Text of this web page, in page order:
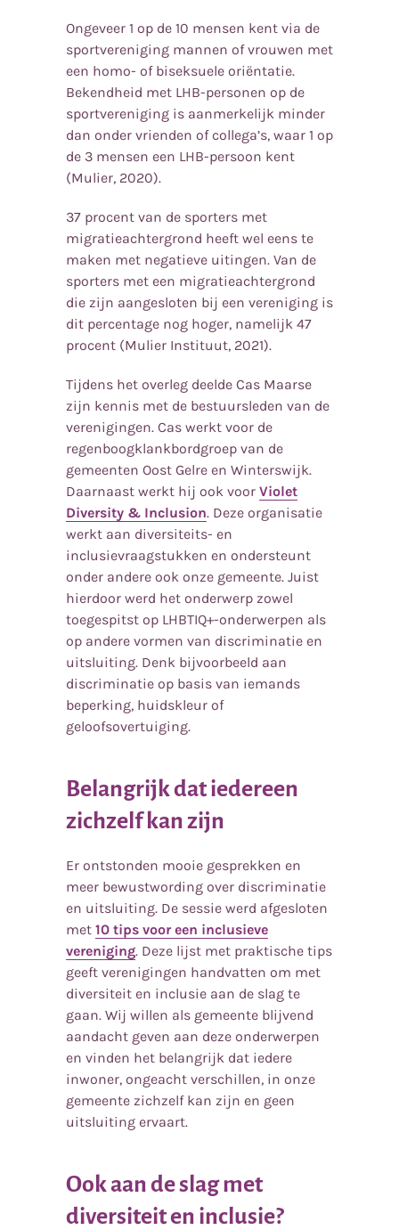
Ongeveer 1 op de 10 mensen kent via de
sportvereniging mannen of vrouwen met
een homo- of biseksuele oriëntatie.
Bekendheid met LHB-personen op de
sportvereniging is aanmerkelijk minder
dan onder vrienden of collega’s, waar 1 op
de 3 mensen een LHB-persoon kent
(Mulier, 2020).
37 procent van de sporters met
migratieachtergrond heeft wel eens te
maken met negatieve uitingen. Van de
sporters met een migratieachtergrond
die zijn aangesloten bij een vereniging is
dit percentage nog hoger, namelijk 47
procent (Mulier Instituut, 2021).
Tijdens het overleg deelde Cas Maarse
zijn kennis met de bestuursleden van de
verenigingen. Cas werkt voor de
regenboogklankbordgroep van de
gemeenten Oost Gelre en Winterswijk.
Daarnaast werkt hij ook voor Violet
Diversity & Inclusion. Deze organisatie
werkt aan diversiteits- en
inclusievraagstukken en ondersteunt
onder andere ook onze gemeente. Juist
hierdoor werd het onderwerp zowel
toegespitst op LHBTIQ+-onderwerpen als
op andere vormen van discriminatie en
uitsluiting. Denk bijvoorbeeld aan
discriminatie op basis van iemands
beperking, huidskleur of
geloofsovertuiging.
Belangrijk dat iedereen
zichzelf kan zijn
Er ontstonden mooie gesprekken en
meer bewustwording over discriminatie
en uitsluiting. De sessie werd afgesloten
met 10 tips voor een inclusieve
vereniging. Deze lijst met praktische tips
geeft verenigingen handvatten om met
diversiteit en inclusie aan de slag te
gaan. Wij willen als gemeente blijvend
aandacht geven aan deze onderwerpen
en vinden het belangrijk dat iedere
inwoner, ongeacht verschillen, in onze
gemeente zichzelf kan zijn en geen
uitsluiting ervaart.
Ook aan de slag met
diversiteit en inclusie?